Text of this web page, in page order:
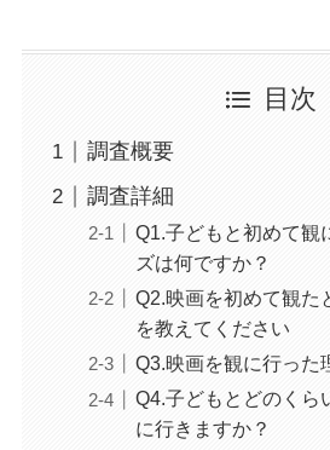
目次
調査概要
調査詳細
Q1.子どもと初めて観
ズは何ですか？
Q2.映画を初めて観た
を教えてください
Q3.映画を観に行った
Q4.子どもとどのくら
に行きますか？